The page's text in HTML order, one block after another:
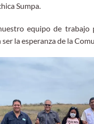
Sumpa.
equipo de
la esperanza de la